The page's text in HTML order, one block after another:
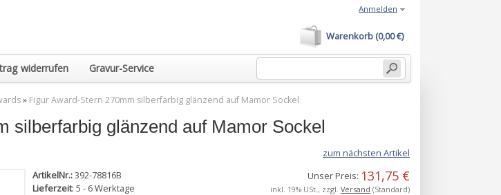
widerrufen Gravur-Service
Warenkorb (0,00 €)
Anmelden
» Figur Award-Stern 270mm silberfarbig glänzend auf Mamor Sockel
silberfarbig glänzend auf Mamor Sockel
zum nächsten Artikel
ArtikelNr.:392-78816B
Lieferzeit: 5 - 6 Werktage
Unser Preis: 131,75 €
inkl. 19% USt., zzgl. Versand (Standard)